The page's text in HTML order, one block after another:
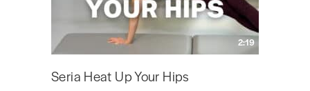
2:19
Seria Heat Up Your Hips